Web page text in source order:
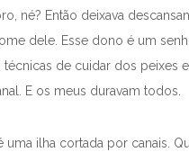
né? Então deixava
dele. Esse dono é um
de cuidar dos peixes
E os meus duravam todos.
ilha cortada por canais.